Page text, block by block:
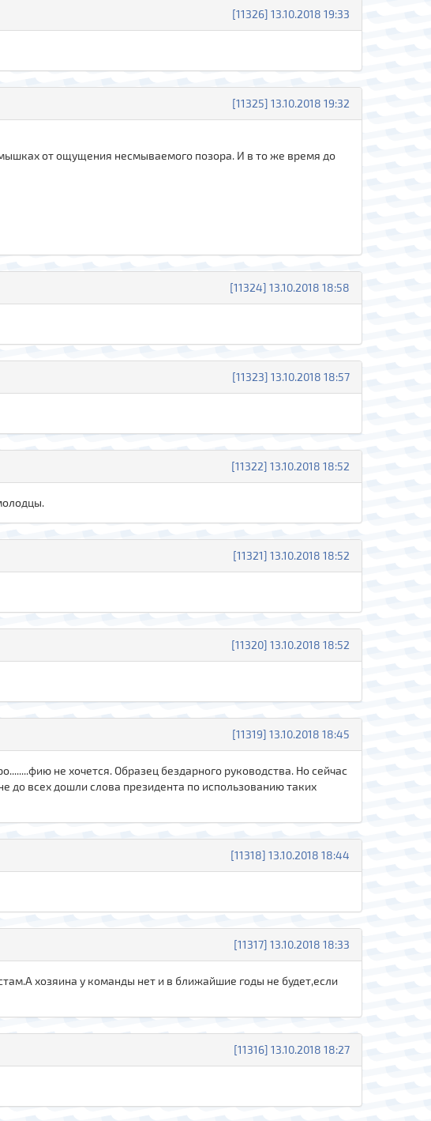
[11326] 13.10.2018 19:33
[11325] 13.10.2018 19:32
от ощущения несмываемого позора. И в то же время до
[11324] 13.10.2018 18:58
[11323] 13.10.2018 18:57
[11322] 13.10.2018 18:52
[11321] 13.10.2018 18:52
[11320] 13.10.2018 18:52
[11319] 13.10.2018 18:45
не хочется. Образец бездарного руководства. Но сейчас
до всех дошли слова президента по использованию таких
[11318] 13.10.2018 18:44
[11317] 13.10.2018 18:33
хозяина у команды нет и в ближайшие годы не будет,если
[11316] 13.10.2018 18:27